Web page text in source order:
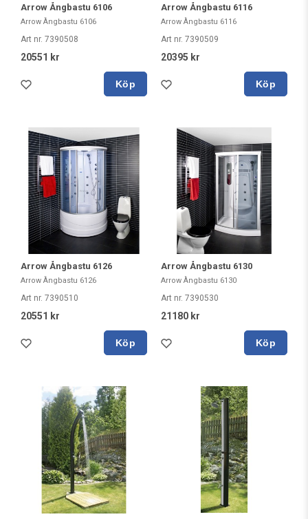
Arrow Ångbastu 6106
Arrow Ångbastu 6106
Art nr. 7390508
20551 kr
Köp
Arrow Ångbastu 6116
Arrow Ångbastu 6116
Art nr. 7390509
20395 kr
Köp
Arrow Ångbastu 6126
Arrow Ångbastu 6126
Art nr. 7390510
20551 kr
Köp
Arrow Ångbastu 6130
Arrow Ångbastu 6130
Art nr. 7390530
21180 kr
Köp